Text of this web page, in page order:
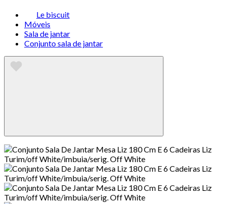
Le biscuit
Móveis
Sala de jantar
Conjunto sala de jantar